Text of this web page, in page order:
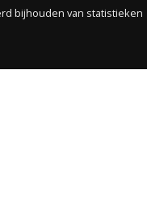
bijhouden van statistieken